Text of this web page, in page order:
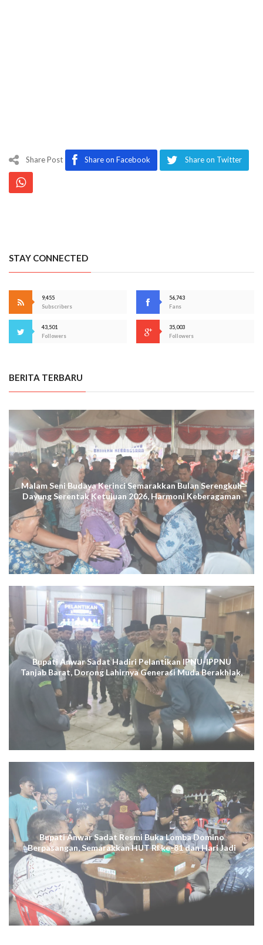
Share Post Share on Facebook Share on Twitter
STAY CONNECTED
9,455
Subscribers
56,743
Fans
43,501
Followers
35,003
Followers
BERITA TERBARU
Malam Seni Budaya Kerinci Semarakkan Bulan Serengkuh
Dayung Serentak Ketujuan 2026, Harmoni Keberagaman
Terus Menggema di Kuala Tungkal
Bupati Anwar Sadat Hadiri Pelantikan IPNU-IPPNU
Tanjab Barat, Dorong Lahirnya Generasi Muda Berakhlak,
Cerdas Digital, dan Berdaya Saing
Bupati Anwar Sadat Resmi Buka Lomba Domino
Berpasangan, Semarakkan HUT RI ke-81 dan Hari Jadi
ke-61 Tanjab Barat